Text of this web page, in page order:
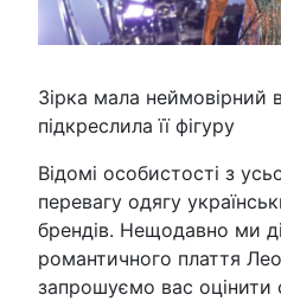
Зірка мала неймовірний
підкреслила її фігуру
Відомі особистості з
перевагу одягу
брендів. Нещодавно ми
романтичного плаття
запрошуємо вас оцінити